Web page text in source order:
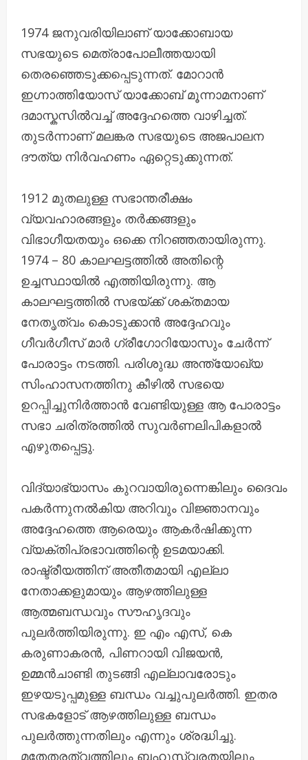
1974 ജനുവരിയിലാണ് യാക്കോബായ
സഭയുടെ മെത്രാപോലീത്തയായി
തെരഞ്ഞെടുക്കപ്പെടുന്നത്. മോറാൻ
ഇഗ്നാത്തിയോസ് യാക്കോബ് മൂന്നാമനാണ്‌
ദമാസ്കസിൽവച്ച് അദ്ദേഹത്തെ വാഴിച്ചത്‌.
തുടർന്നാണ്‌ മലങ്കര സഭയുടെ അജപാലന
ദൗത്യ നിർവഹണം ഏറ്റെടുക്കുന്നത്.
1912 മുതലുള്ള സഭാന്തരീക്ഷം
വ്യവഹാരങ്ങളും തർക്കങ്ങളും
വിഭാഗീയതയും ഒക്കെ നിറഞ്ഞതായിരുന്നു.
1974 – 80 കാലഘട്ടത്തിൽ അതിന്റെ
ഉച്ചസ്ഥായിൽ എത്തിയിരുന്നു. ആ
കാലഘട്ടത്തിൽ സഭയ്‌ക്ക് ശക്തമായ
നേതൃത്വം കൊടുക്കാൻ അദ്ദേഹവും
ഗീവർഗീസ് മാർ ഗ്രീഗോറിയോസും ചേർന്ന്‌
പോരാട്ടം നടത്തി. പരിശുദ്ധ അന്ത്യോഖ്യ
സിംഹാസനത്തിനു കീഴിൽ സഭയെ
ഉറപ്പിച്ചുനിർത്താൻ വേണ്ടിയുള്ള ആ പോരാട്ടം
സഭാ ചരിത്രത്തിൽ സുവർണലിപികളാൽ
എഴുതപ്പെട്ടു.
വിദ്യാഭ്യാസം കുറവായിരുന്നെങ്കിലും ദൈവം
പകർന്നുനൽകിയ അറിവും വിജ്ഞാനവും
അദ്ദേഹത്തെ ആരെയും ആകർഷിക്കുന്ന
വ്യക്തിപ്രഭാവത്തിന്റെ ഉടമയാക്കി.
രാഷ്ട്രീയത്തിന്‌ അതീതമായി എല്ലാ
നേതാക്കളുമായും ആഴത്തിലുള്ള
ആത്മബന്ധവും സൗഹൃദവും
പുലർത്തിയിരുന്നു. ഇ എം എസ്, കെ
കരുണാകരൻ, പിണറായി വിജയൻ,
ഉമ്മൻചാണ്ടി തുടങ്ങി എല്ലാവരോടും
ഇഴയടുപ്പമുള്ള ബന്ധം വച്ചുപുലർത്തി. ഇതര
സഭകളോട് ആഴത്തിലുള്ള ബന്ധം
പുലർത്തുന്നതിലും എന്നും ശ്രദ്ധിച്ചു.
മതേതരത്വത്തിലും ബഹുസ്വരതയിലും